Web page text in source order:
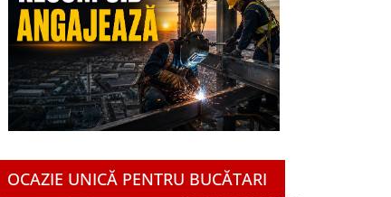
OCAZIE UNICĂ PENTRU BUCĂTARI